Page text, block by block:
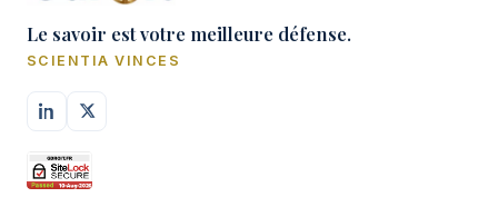
Le savoir est votre meilleure défense.
SCIENTIA VINCES